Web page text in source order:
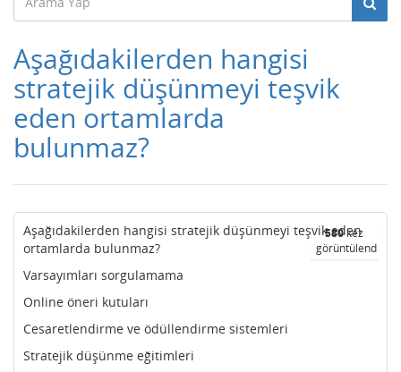
Aşağıdakilerden hangisi
stratejik düşünmeyi teşvik
eden ortamlarda
bulunmaz?
580kez
görüntülendi
Aşağıdakilerden hangisi stratejik düşünmeyi teşvik eden
ortamlarda bulunmaz?
Varsayımları sorgulamama
Online öneri kutuları
Cesaretlendirme ve ödüllendirme sistemleri
Stratejik düşünme eğitimleri